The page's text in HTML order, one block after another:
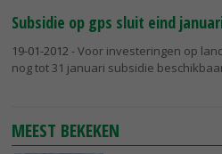
Subsidie op gps sluit eind
19-01-2012 - Voor investeringen op
nog tot 31 januari subsidie
MEEST BEKEKEN